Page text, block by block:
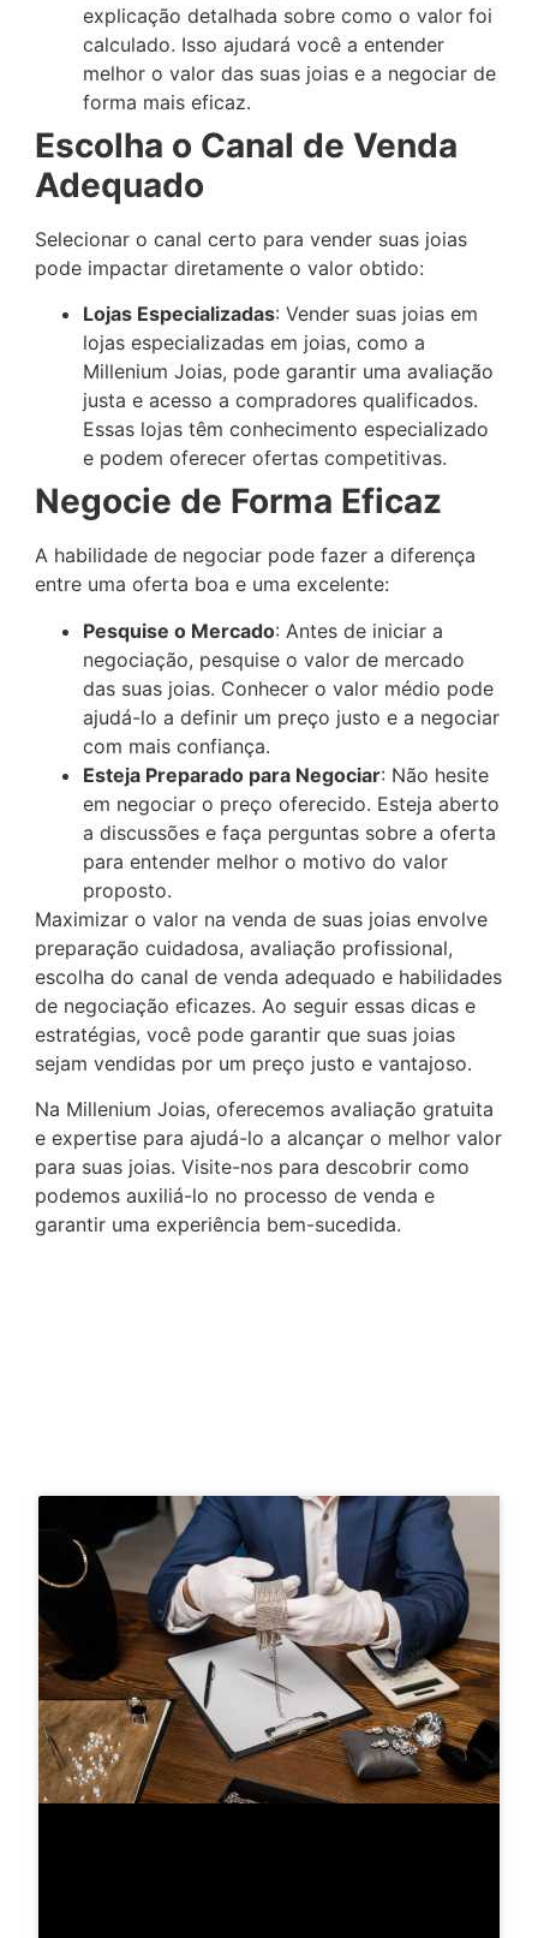
explicação detalhada sobre como o valor foi
calculado. Isso ajudará você a entender
melhor o valor das suas joias e a negociar de
forma mais eficaz.
Escolha o Canal de Venda
Adequado
Selecionar o canal certo para vender suas joias
pode impactar diretamente o valor obtido:
Lojas Especializadas: Vender suas joias em
lojas especializadas em joias, como a
Millenium Joias, pode garantir uma avaliação
justa e acesso a compradores qualificados.
Essas lojas têm conhecimento especializado
e podem oferecer ofertas competitivas.
Negocie de Forma Eficaz
A habilidade de negociar pode fazer a diferença
entre uma oferta boa e uma excelente:
Pesquise o Mercado: Antes de iniciar a
negociação, pesquise o valor de mercado
das suas joias. Conhecer o valor médio pode
ajudá-lo a definir um preço justo e a negociar
com mais confiança.
Esteja Preparado para Negociar: Não hesite
em negociar o preço oferecido. Esteja aberto
a discussões e faça perguntas sobre a oferta
para entender melhor o motivo do valor
proposto.
Maximizar o valor na venda de suas joias envolve
preparação cuidadosa, avaliação profissional,
escolha do canal de venda adequado e habilidades
de negociação eficazes. Ao seguir essas dicas e
estratégias, você pode garantir que suas joias
sejam vendidas por um preço justo e vantajoso.
Na Millenium Joias, oferecemos avaliação gratuita
e expertise para ajudá-lo a alcançar o melhor valor
para suas joias. Visite-nos para descobrir como
podemos auxiliá-lo no processo de venda e
garantir uma experiência bem-sucedida.